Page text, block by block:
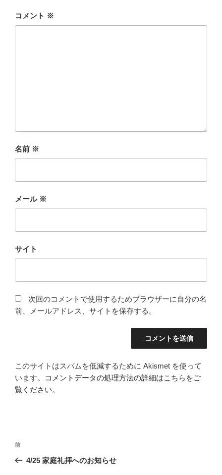
コメント ※
名前 ※
メール ※
サイト
次回のコメントで使用するためブラウザーに自分の名
前、メールアドレス、サイトを保存する。
このサイトはスパムを低減するために Akismet を使って
います。
コメントデータの処理方法の詳細はこちらをご
覧ください。
投
前
の
前
4/25 家庭礼拝へのお知らせ